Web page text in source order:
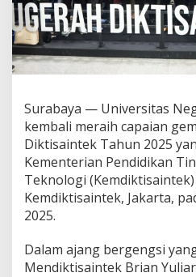
i
h
1
2
A
g
e
r
a
h
D
i
s
a
Surabaya — Universitas
kembali meraih capaian
Diktisaintek Tahun 2025
Kementerian Pendidikan
Teknologi (Kemdiktisaintek)
Kemdiktisaintek, Jakarta,
2025.
Dalam ajang bergengsi
Mendiktisaintek Brian